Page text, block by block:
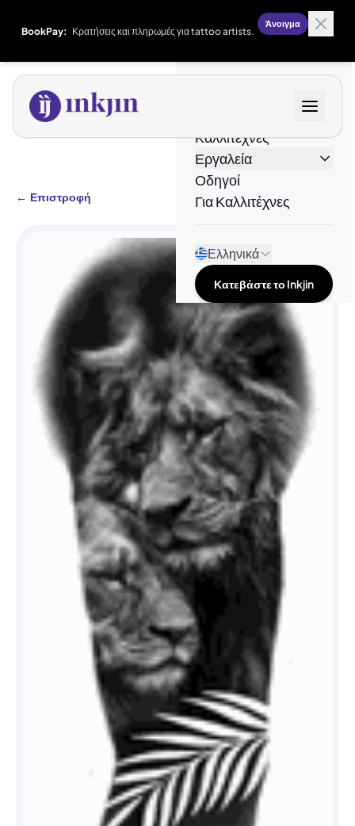
BookPay: Κρατήσεις και πληρωμές για tattoo artists.
Άνοιγμα
Καλλιτέχνες
Εργαλεία
Οδηγοί
Για Καλλιτέχνες
Ελληνικά
Κατεβάστε το Inkjin
← Επιστροφή